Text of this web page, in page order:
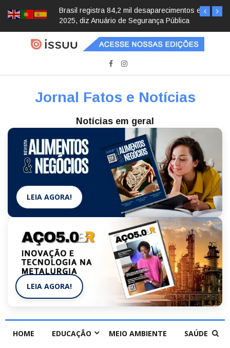
Brasil registra 84,2 mil desaparecimentos em
2025, diz Anuário de Segurança Pública
Jornal Fatos e Notícias
Notícias em geral
LEIA AGORA!
LEIA AGORA!
HOME EDUCAÇÃO MEIO AMBIENTE SAÚDE